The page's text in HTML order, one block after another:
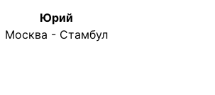
Юрий
Москва - Стамбул